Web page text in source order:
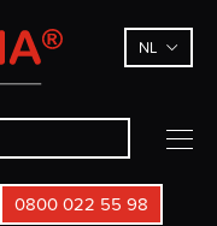
NL
0800 022 55 98